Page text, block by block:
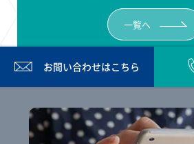
一覧へ
お問い合わせはこちら